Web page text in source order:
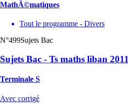
MathÃ©matiques
Tout le programme - Divers
N°499Sujets Bac
Sujets Bac - Ts maths liban 2011
Terminale S
Avec corrigé